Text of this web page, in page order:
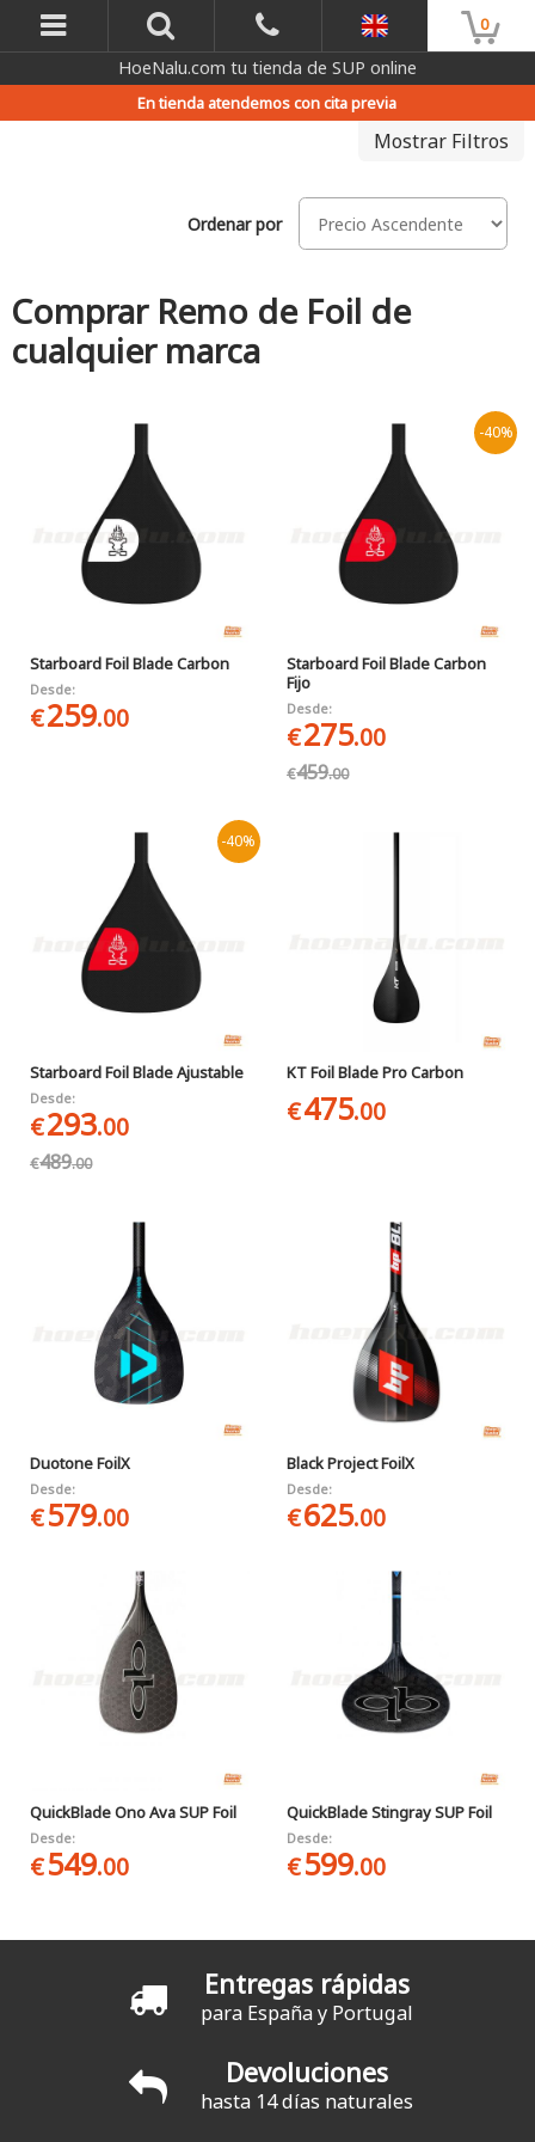
0
HoeNalu.com tu tienda de SUP online
En tienda atendemos con cita previa
Mostrar Filtros
Ordenar por
Comprar Remo de Foil de
cualquier marca
Starboard Foil Blade Carbon
Desde:
€259.00
-40%
Starboard Foil Blade Carbon
Fijo
Desde:
€275.00
€459.00
-40%
Starboard Foil Blade Ajustable
Desde:
€293.00
€489.00
KT Foil Blade Pro Carbon
€475.00
Duotone FoilX
Desde:
€579.00
Black Project FoilX
Desde:
€625.00
QuickBlade Ono Ava SUP Foil
Desde:
€549.00
QuickBlade Stingray SUP Foil
Desde:
€599.00
Entregas rápidas
para España y Portugal
Devoluciones
hasta 14 días naturales